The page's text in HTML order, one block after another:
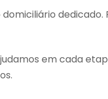
em cada